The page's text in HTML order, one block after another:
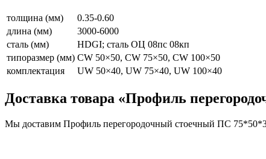
толщина (мм)
0.35-0.60
длина (мм)
3000-6000
сталь (мм)
HDGI; сталь ОЦ 08пс 08кп
типоразмер (мм) CW 50×50, CW 75×50, CW 100×50
комплектация
UW 50×40, UW 75×40, UW 100×40
Доставка товара «Профиль
Мы доставим Профиль перегородочный стоечный ПС